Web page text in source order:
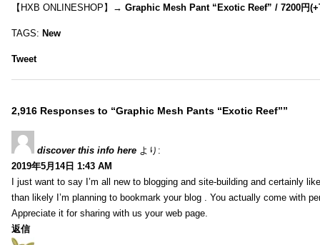
【HXB ONLINESHOP】→ Graphic Mesh Pant “Exotic Reef” / 7200円
TAGS: New
Tweet
2,916 Responses to “Graphic Mesh Pants “Exotic Reef””
discover this info here より:
2019年5月14日 1:43 AM
I just want to say I’m all new to blogging and site-building and certainly
than likely I’m planning to bookmark your blog . You actually come with
Appreciate it for sharing with us your web page.
返信